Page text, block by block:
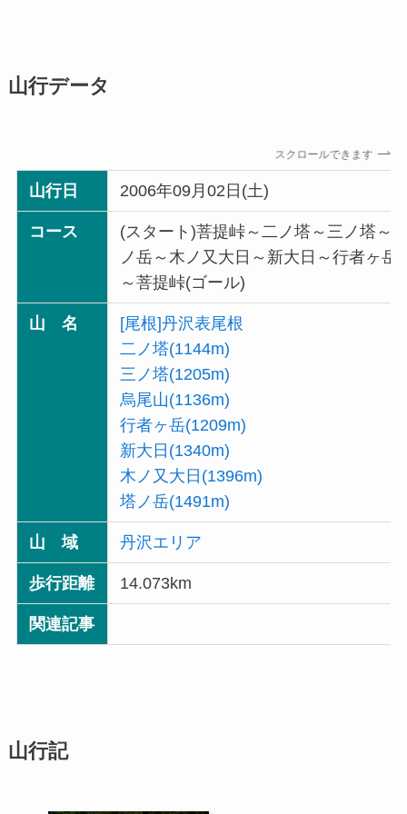
山行データ
スクロールできます
山行日 2006年09月02日(土)
コース
(スタート)菩提峠～二ノ塔～三ノ塔～
ノ岳～木ノ又大日～新大日～行者ヶ
～菩提峠(ゴール)
山 名
[尾根]丹沢表尾根
二ノ塔(1144m)
三ノ塔(1205m)
烏尾山(1136m)
行者ヶ岳(1209m)
新大日(1340m)
木ノ又大日(1396m)
塔ノ岳(1491m)
山 域 丹沢エリア
歩行距離 14.073km
関連記事
山行記